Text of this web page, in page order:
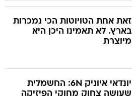
זאת אחת הטויוטות הכי נמכרות
בארץ. לא תאמינו היכן היא
מיוצרת
יונדאי איוניק 6N: החשמלית
שעושה צחוק מחוקי הפיזיקה